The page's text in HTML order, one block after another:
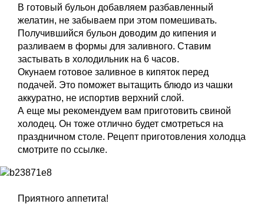
В готовый бульон добавляем разбавленный
желатин, не забываем при этом помешивать.
Получившийся бульон доводим до кипения и
разливаем в формы для заливного. Ставим
застывать в холодильник на 6 часов.
Окунаем готовое заливное в кипяток перед
подачей. Это поможет вытащить блюдо из чашки
аккуратно, не испортив верхний слой.
А еще мы рекомендуем вам приготовить свиной
холодец. Он тоже отлично будет смотреться на
праздничном столе. Рецепт приготовления холодца
смотрите по ссылке.
Приятного аппетита!